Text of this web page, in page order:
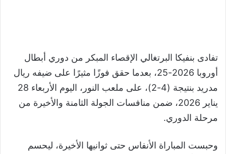
تفادى بنفيكا البرتغالي الإقصاء المبكر من دوري أبطال
أوروبا 2026-25، بعدما حقق فوزًا مثيرًا على ضيفه ريال
مدريد بنتيجة (4-2)، على ملعب النور، اليوم الأربعاء 28
يناير 2026، ضمن منافسات الجولة الثامنة والأخيرة من
مرحلة الدوري.
وحبست المباراة الأنفاس حتى ثوانيها الأخيرة، ليحسم